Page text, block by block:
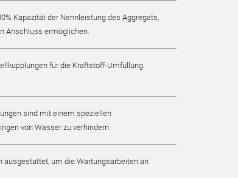
Kapazität der Nennleistung des Aggregats,
Anschluss ermöglichen.
für die Kraftstoff-Umfüllung.
sind mit einem speziellen
von Wasser zu verhindern.
um die Wartungsarbeiten an